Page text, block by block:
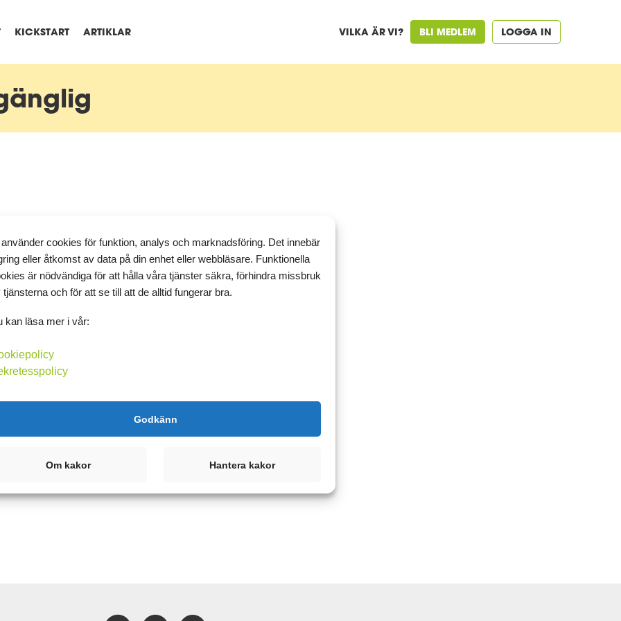
KICKSTART ARTIKLAR VILKA ÄR VI? BLI MEDLEM LOGGA IN
cookies för funktion, analys och marknadsföring. Det innebär
eller åtkomst av data på din enhet eller webbläsare. Funktionella
är nödvändiga för att hålla våra tjänster säkra, förhindra missbruk
tjänsterna och för att se till att de alltid fungerar bra.
kan läsa mer i vår:
Godkänn
Om kakor Hantera kakor